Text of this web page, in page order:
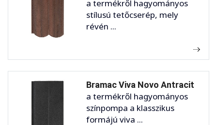
a termékről hagyományos
stílusú tetőcserép, mely
révén ...
Bramac Viva Novo Antracit
a termékről hagyományos
színpompa a klasszikus
formájú viva ...